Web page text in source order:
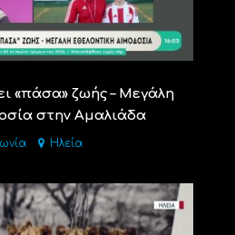
«πάσα» ζωής – Μεγάλη
στην Αμαλιάδα
Ηλεία